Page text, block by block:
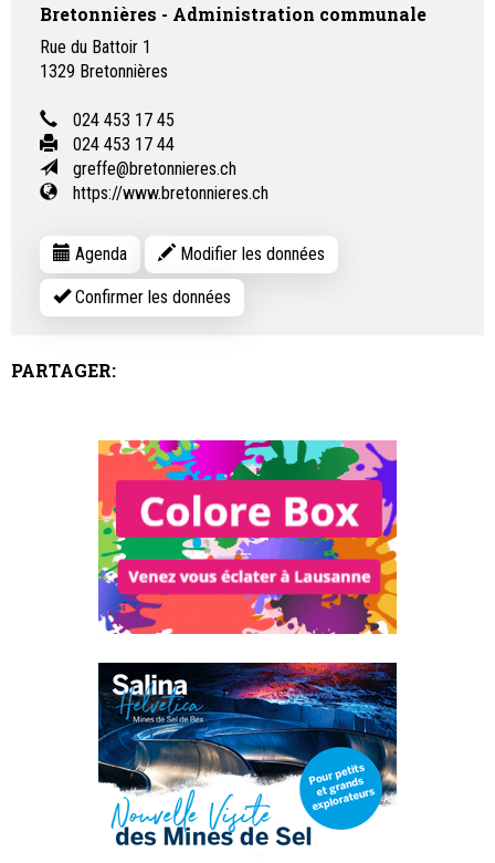
Bretonnières - Administration communale
Rue du Battoir 1
1329 Bretonnières
024 453 17 45
024 453 17 44
greffe@bretonnieres.ch
https://www.bretonnieres.ch
Agenda Modifier les données
Confirmer les données
PARTAGER: